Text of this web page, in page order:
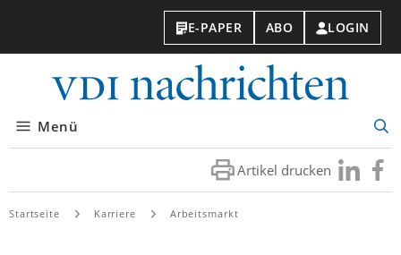
E-PAPER ABO LOGIN
Menü
Artikel drucken Besuchen
Sie
Sie
Startseite Karriere Arbeitsmarkt